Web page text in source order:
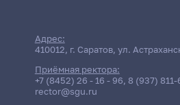
Адрес:
410012, г. Саратов, ул.
Приёмная ректора:
+7 (8452) 26 - 16 - 96, 8 (937)
rector@sgu.ru